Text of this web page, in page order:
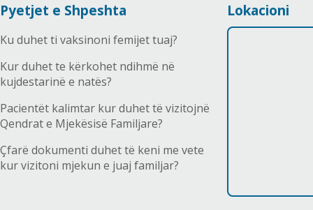
Pyetjet e Shpeshta
Ku duhet ti vaksinoni femijet tuaj?
Kur duhet te kërkohet ndihmë në
kujdestarinë e natës?
Pacientët kalimtar kur duhet të vizitojnë
Qendrat e Mjekësisë Familjare?
Çfarë dokumenti duhet të keni me vete
kur vizitoni mjekun e juaj familjar?
Lokacioni